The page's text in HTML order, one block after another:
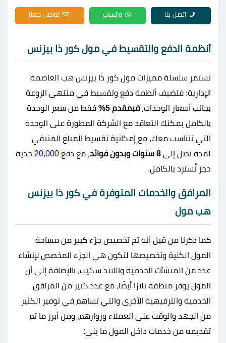
اتصل بنا واتساب تواصل معنا
أنظمة الدفع والتقسيط في مول كور ذا بيزنس
تستمر سلسلة مميزات مول كور ذا بيزنس هب العاصمة
الإدارية؛ فتضيف أنظمة دفع وتقسيط في منتهى الروعة
بجانب أسعار الوحدات، فبمقدم 5%
فقط من سعر الوحدة
بالكامل يمكنك التعاقد مع الشركة المطورة على الوحدة
التي تتناسب معك، مع إمكانية تقسيط المبلغ المتبقي
لمدة تصل إلى 8 سنوات وبدون فوائد ، مع دفع 20,000 جدية
حجز تُسترد بالكامل.
المرافق والخدمات المتوفرة في كور ذا بيزنس
هب مول
كما ذكرنا من قبل أنه تم تخصيص جزء كبير من مساحة
المول الكلية وتخصيصها لتكون هي الجزء المخصص لإنشاء
عدد من المنشآت الخدمية واللاند سكيب، بالإضافة إلى أن
المول يوفر منطقة بلازا أيضًا، مع عدد كبير من المرافق
الخدمية والترفيهية الأخرى والتي تساهم في توفير الكثير
من الجهد والوقت على العملاء وزوارهم، ومن أبرز ما تم
تقديمه من خدمات داخل المول ما يلي: